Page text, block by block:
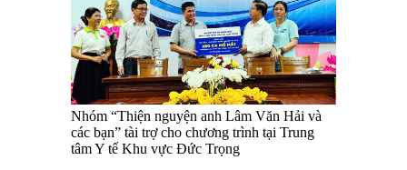
Nhóm “Thiện nguyện anh Lâm Văn Hải và
các bạn” tài trợ cho chương trình tại Trung
tâm Y tế Khu vực Đức Trọng